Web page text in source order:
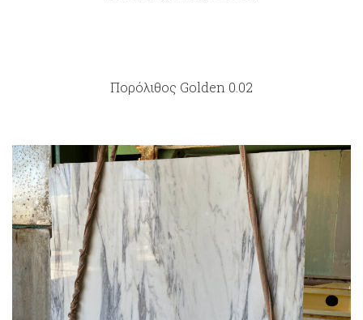
Πορόλιθος Golden 0.02